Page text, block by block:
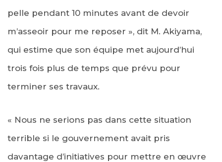
pelle pendant 10 minutes avant de devoir
m’asseoir pour me reposer », dit M. Akiyama,
qui estime que son équipe met aujourd’hui
trois fois plus de temps que prévu pour
terminer ses travaux.
« Nous ne serions pas dans cette situation
terrible si le gouvernement avait pris
davantage d’initiatives pour mettre en œuvre